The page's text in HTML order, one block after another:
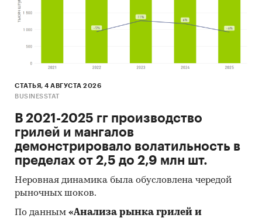
СТАТЬЯ, 4 АВГУСТА 2026
BUSINESSTAT
В 2021-2025 гг производство
грилей и мангалов
демонстрировало волатильность в
пределах от 2,5 до 2,9 млн шт.
Неровная динамика была обусловлена чередой
рыночных шоков.
По данным «Анализа рынка грилей и